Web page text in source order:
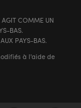
AGIT COMME UN
BAS.
PAYS-BAS.
à l'aide de